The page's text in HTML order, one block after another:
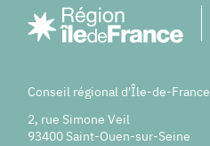
Conseil régional d'Île-de-France
2, rue Simone Veil
93400 Saint-Ouen-sur-Seine